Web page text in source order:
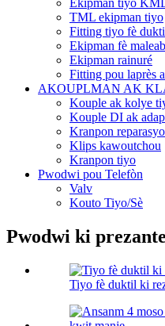
Ekipman tiyo
TML ekipman tiyo
Fitting tiyo fè
Ekipman fè maleab
Ekipman rainuré
Fitting pou laprès
AKOUPLMAN AK
Kouple ak kolye
Kouple DI ak
Kranpon
Klips kawoutchou
Kranpon tiyo
Pwodwi pou Telefòn
Valv
Kouto Tiyo/Sè
Pwodwi ki
Tiyo fè duktil ki